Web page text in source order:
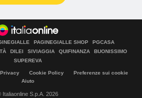
PAGINEGIALLE SHOP
PGCASA
DILEI SIVIAGGIA QUIFINANZA
BUONISSIMO
SUPEREVA
Privacy Cookie Policy
Preferenze sui cookie
Aiuto
Italiaonline S.p.A. 2026